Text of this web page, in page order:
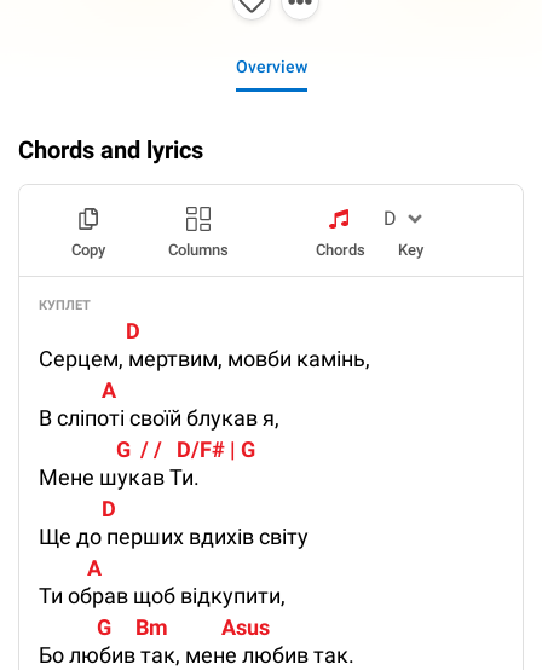
Overview
Chords and lyrics
Copy Columns Chords Key
КУПЛЕТ
D
Серцем, мертвим, мовби камінь,
A
В сліпоті своїй блукав я,
G  / /   D/F# | G
Мене шукав Ти.
D
Ще до перших вдихів світу
A
Ти обрав щоб відкупити,
G     Bm           Asus
Бо любив так, мене любив так.